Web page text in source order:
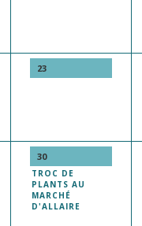
23
30
TROC DE
PLANTS AU
MARCHÉ
D'ALLAIRE